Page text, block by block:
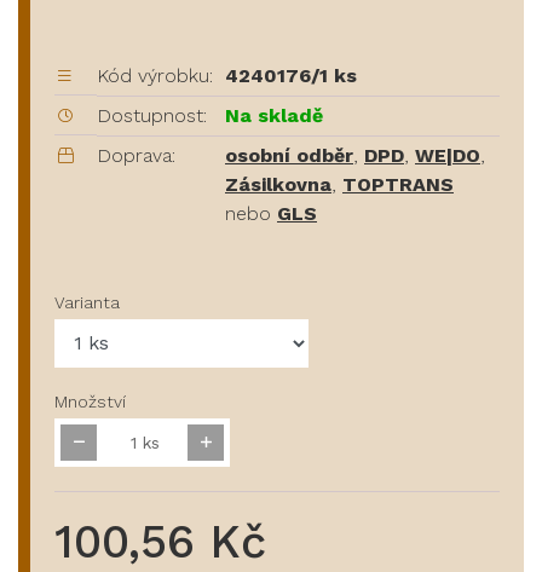
Kód výrobku:
4240176/1 ks
Dostupnost:
Na skladě
Doprava:
osobní odběr DPD WE|DO
Zásilkovna TOPTRANS
nebo GLS
Varianta
Množství
ks
100,56 Kč